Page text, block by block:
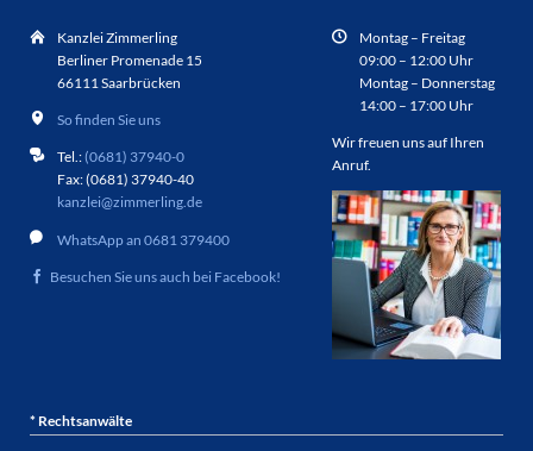
Kanzlei Zimmerling
Berliner Promenade 15
66111 Saarbrücken
So finden Sie uns
Tel.:(0681) 37940-0
Fax: (0681) 37940-40
kanzlei@zimmerling.de
WhatsApp an 0681 379400
Besuchen Sie uns auch bei Facebook!
Montag – Freitag
09:00 – 12:00 Uhr
Montag – Donnerstag
14:00 – 17:00 Uhr
Wir freuen uns auf Ihren
Anruf.
* Rechtsanwälte